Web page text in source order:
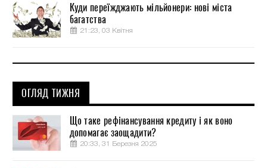
Куди переїжджають мільйонери: нові міста
багатства
21:23, 03 Квітня
ОГЛЯД ТИЖНЯ
Що таке рефінансування кредиту і як воно
допомагає заощадити?
20:33, 31 Березня 2025